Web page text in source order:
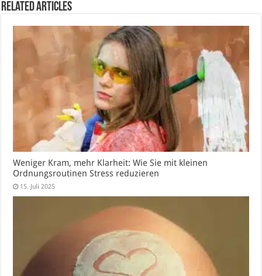
Related Articles
Weniger Kram, mehr Klarheit: Wie Sie mit kleinen
Ordnungsroutinen Stress reduzieren
15. Juli 2025